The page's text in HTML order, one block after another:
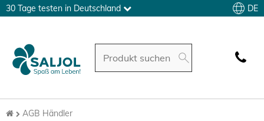
30 Tage testen in Deutschland DE
AGB Händler